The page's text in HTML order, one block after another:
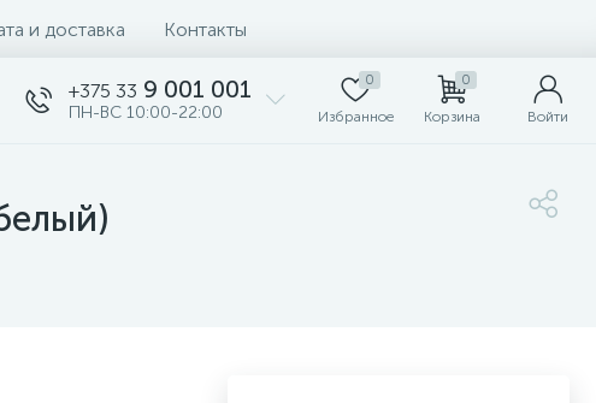
и доставка Контакты
+375 33 9 001 001
ПН-ВС 10:00-22:00
0
Избранное
0
Корзина Войти